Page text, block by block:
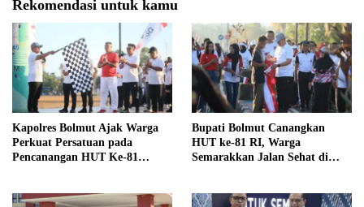
Rekomendasi untuk kamu
Kapolres Bolmut Ajak Warga
Perkuat Persatuan pada
Pencanangan HUT Ke-81
Bupati Bolmut Canangkan
HUT ke-81 RI, Warga
Semarakkan Jalan Sehat di